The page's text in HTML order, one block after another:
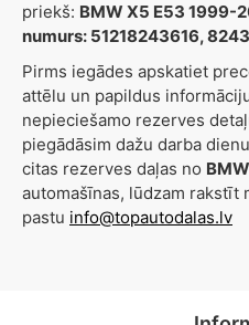
priekš: BMW X5 E53 1999-
numurs: 51218243616,
Pirms iegādes apskatiet
attēlu un papildus
nepieciešamo rezerves
piegādāsim dažu darba
citas rezerves daļas no
automašīnas, lūdzam rakstīt
pastu info@topautodalas.lv